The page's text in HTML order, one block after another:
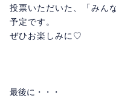
投票いただいた、「みん
予定です。
ぜひお楽しみに♡
最後に・・・